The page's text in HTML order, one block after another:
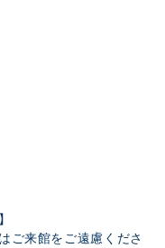
ご来館をご遠慮くださ